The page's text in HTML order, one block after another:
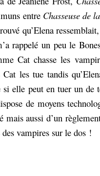
entre Chasseuse de
qu’Elena
rappelé un peu le
Cat chasse les
les tue tandis
si elle peut en tuer un
de moyens
mais aussi d’un
vampires sur le dos !